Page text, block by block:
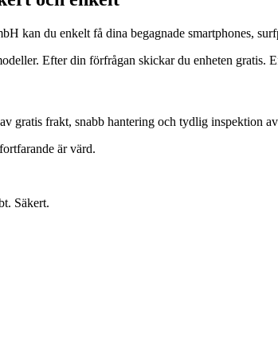
du enkelt få dina begagnade smartphones,
Efter din förfrågan skickar du enheten gratis.
gratis frakt, snabb hantering och tydlig inspektion
är värd.
Säkert.